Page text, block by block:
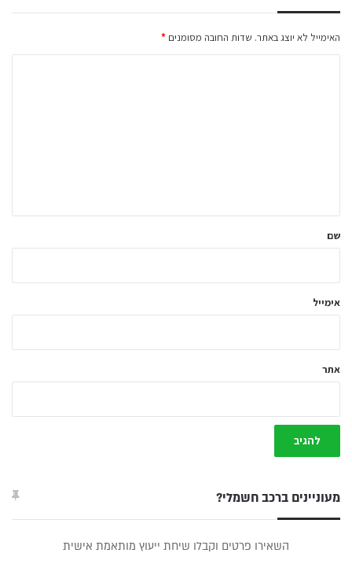
האימייל לא יוצג באתר. שדות החובה מסומנים *
ל
שם
אימייל
אתר
מעוניינים ברכב חשמלי?
השאירו פרטים וקבלו שיחת ייעוץ מותאמת אישית